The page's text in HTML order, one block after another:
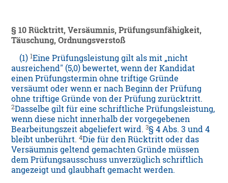
§ 10 Rücktritt, Versäumnis, Prüfungsunfähigkeit,
Täuschung, Ordnungsverstoß
(1)1Eine Prüfungsleistung gilt als mit „nicht
ausreichend" (5,0) bewertet, wenn der Kandidat
einen Prüfungstermin ohne triftige Gründe
versäumt oder wenn er nach Beginn der Prüfung
ohne triftige Gründe von der Prüfung zurücktritt.
2Dasselbe gilt für eine schriftliche Prüfungsleistung,
wenn diese nicht innerhalb der vorgegebenen
Bearbeitungszeit abgeliefert wird.3§ 4 Abs. 3 und 4
bleibt unberührt.4Die für den Rücktritt oder das
Versäumnis geltend gemachten Gründe müssen
dem Prüfungsausschuss unverzüglich schriftlich
angezeigt und glaubhaft gemacht werden.